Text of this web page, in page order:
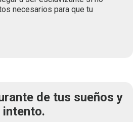
necesarios para que tu
de tus sueños y
intento.